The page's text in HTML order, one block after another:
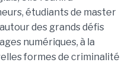
étudiants de master
des grands défis
numériques, à la
formes de criminalité